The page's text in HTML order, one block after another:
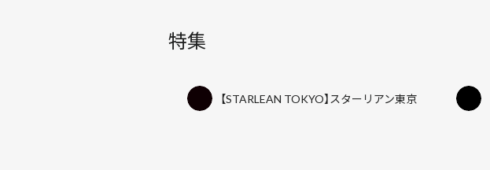
特集
【STARLEAN TOKYO】スターリアン東京